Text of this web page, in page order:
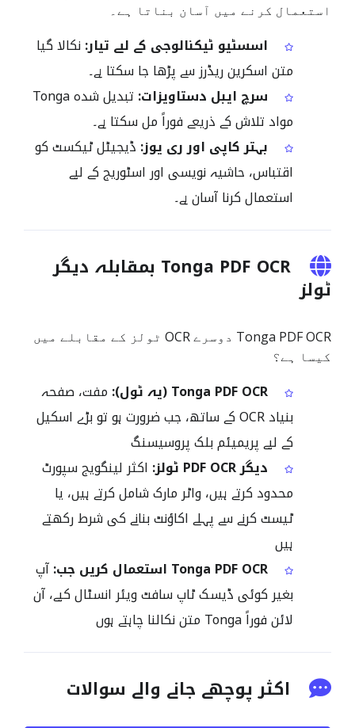
استعمال کرنے میں آسان بناتا ہے۔
اسسٹیو ٹیکنالوجی کے لیے تیار:نکالا گیا
متن اسکرین ریڈرز سے پڑھا جا سکتا ہے۔
سرچ ایبل دستاویزات:
تبدیل شدہ Tonga
مواد تلاش کے ذریعے فوراً مل سکتا ہے۔
بہتر کاپی اور ری یوز: ڈیجیٹل ٹیکسٹ کو
اقتباس، حاشیہ نویسی اور اسٹوریج کے لیے
استعمال کرنا آسان ہے۔
Tonga PDF OCR بمقابلہ دیگر
ٹولز
Tonga PDF OCR دوسرے OCR ٹولز کے مقابلے میں
کیسا ہے؟
Tonga PDF OCR (یہ ٹول):
مفت، صفحہ
بنیاد OCR کے ساتھ، جب ضرورت ہو تو بڑے اسکیل
کے لیے پریمیئم بلک پروسیسنگ
دیگر PDF OCR ٹولز:
اکثر لینگویج سپورٹ
محدود کرتے ہیں، واٹر مارک شامل کرتے ہیں، یا
ٹیسٹ کرنے سے پہلے اکاؤنٹ بنانے کی شرط رکھتے
ہیں
Tonga PDF OCR استعمال کریں جب:
آپ
بغیر کوئی ڈیسک ٹاپ سافٹ ویئر انسٹال کیے، آن
لائن فوراً Tonga متن نکالنا چاہتے ہوں
اکثر پوچھے جانے والے سوالات